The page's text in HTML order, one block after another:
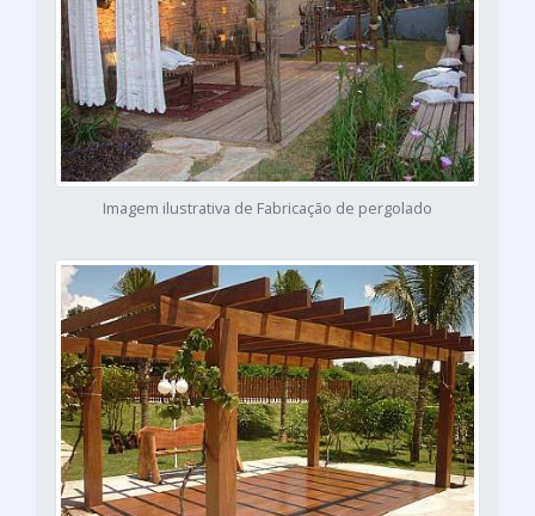
Imagem ilustrativa de Fabricação de pergolado